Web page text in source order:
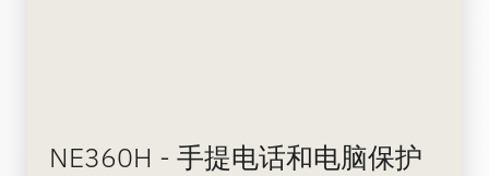
NE360H - 手提电话和电脑保护